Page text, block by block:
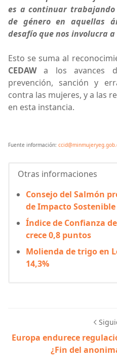
es a continuar
de género en aquellas
desafío que nos involucra a
Esto se suma al
CEDAWa los avances
prevención, sanción y
contra las mujeres, y a las
en esta instancia.
Fuente información:
Otras informaciones
Consejo del Salmón
de Impacto Sostenible
Índice de Confianza
crece 0,8 puntos
Molienda de trigo en
14,3%
Europa endurece
¿Fin del